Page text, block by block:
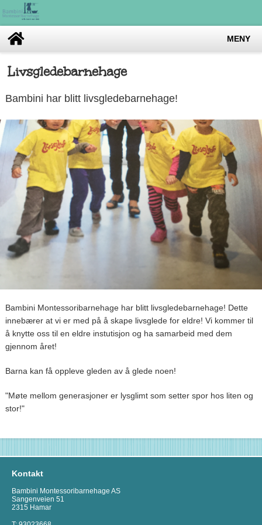
MENY
Livsgledebarnehage
Bambini har blitt livsgledebarnehage!
Bambini Montessoribarnehage har blitt livsgledebarnehage! Dette
innebærer at vi er med på å skape livsglede for eldre! Vi kommer til
å knytte oss til en eldre instutisjon og ha samarbeid med dem
gjennom året!
Barna kan få oppleve gleden av å glede noen!
"Møte mellom generasjoner er lysglimt som setter spor hos liten og
stor!"
Kontakt
Bambini Montessoribarnehage AS
Sangenveien 51
2315 Hamar